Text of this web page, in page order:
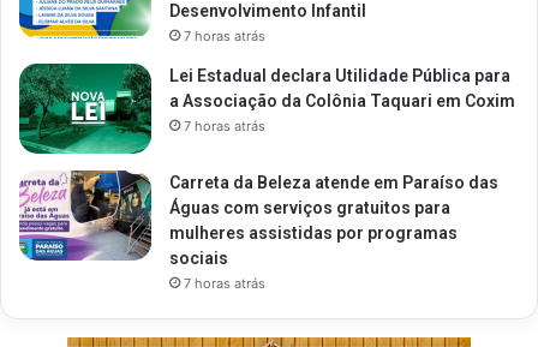
Desenvolvimento Infantil
7 horas atrás
Lei Estadual declara Utilidade Pública para
a Associação da Colônia Taquari em Coxim
7 horas atrás
Carreta da Beleza atende em Paraíso das
Águas com serviços gratuitos para
mulheres assistidas por programas
sociais
7 horas atrás